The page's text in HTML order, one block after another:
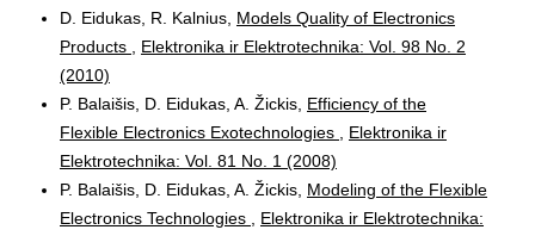
D. Eidukas, R. Kalnius, Models Quality of Electronics
Products
Elektronika ir Elektrotechnika: Vol. 98 No. 2
(2010)
P. Balaišis, D. Eidukas, A. Žickis, Efficiency of the
Flexible Electronics Exotechnologies
Elektronika ir
Elektrotechnika: Vol. 81 No. 1 (2008)
P. Balaišis, D. Eidukas, A. Žickis, Modeling of the Flexible
Electronics Technologies
Elektronika ir Elektrotechnika: